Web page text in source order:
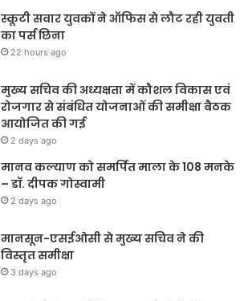
स्कूटी सवार युवकों ने ऑफिस से लौट रही युवती
का पर्स छिना
22 hours ago
मुख्य सचिव की अध्यक्षता में कौशल विकास एवं
रोजगार से संबंधित योजनाओं की समीक्षा बैठक
आयोजित की गई
2 days ago
मानव कल्याण को समर्पित माला के 108 मनके
– डॉ. दीपक गोस्वामी
2 days ago
मानसून-एसईओसी से मुख्य सचिव ने की
विस्तृत समीक्षा
3 days ago